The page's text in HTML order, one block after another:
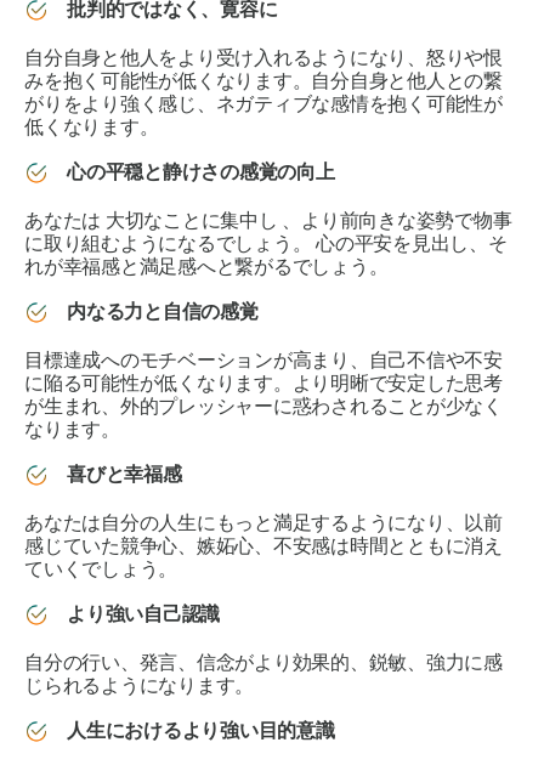
批判的ではなく、寛容に
自分自身と他人をより受け入れるよう になり、怒りや恨
みを抱く可能性が低くなります。 自分自身と他人との繋
がりをより強く感じ、ネガティブな感情を抱く可能性が
低くなります。
心の平穏と静けさの感覚の向上
あなたは 大切なことに集中し 、より前向きな姿勢で物事
に取り組むようになるでしょう。
心の平安を見出し 、そ
れが幸福感と満足感へと繋がるでしょう。
内なる力と自信の感覚
目標達成へのモチベーションが高まり 、自己不信や不安
に陥る可能性が低くなります。より 明晰で安定した思考
が生まれ、外的プレッシャーに惑わされることが少なく
なります。
喜びと幸福感
あなたは自分の人生にもっと満足する ようになり、以前
感じていた競争心、嫉妬心、不安感は時間とともに消え
ていくでしょう。
より強い自己認識
自分の行い、発言、信念がより効果的、鋭敏、強力に感
じられる ようになります。
人生におけるより強い目的意識